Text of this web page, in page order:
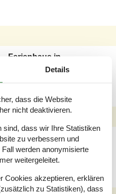
Ferienhaus in
Skanderborg
Ferienhaus in Silkeborg
Details
dass die Website
nicht deaktivieren.
sind, dass wir Ihre Statistiken
zu verbessern und
werden anonymisierte
weitergeleitet.
Cookies akzeptieren, erklären
zu Statistiken), dass